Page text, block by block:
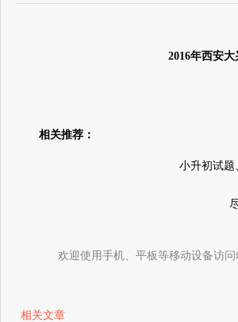
2016年西安
相关推荐：
小升初试题
欢迎使用手机、平板等移动设备访
相关文章